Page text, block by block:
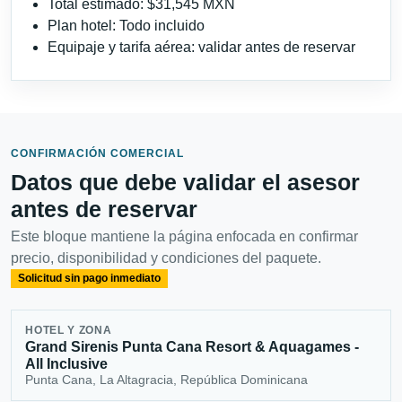
Total estimado: $31,545 MXN
Plan hotel: Todo incluido
Equipaje y tarifa aérea: validar antes de reservar
CONFIRMACIÓN COMERCIAL
Datos que debe validar el asesor
antes de reservar
Este bloque mantiene la página enfocada en confirmar
precio, disponibilidad y condiciones del paquete.
Solicitud sin pago inmediato
HOTEL Y ZONA
Grand Sirenis Punta Cana Resort & Aquagames -
All Inclusive
Punta Cana, La Altagracia, República Dominicana